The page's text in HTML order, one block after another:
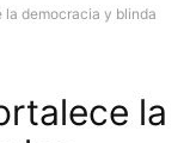
la democracia y blinda
la